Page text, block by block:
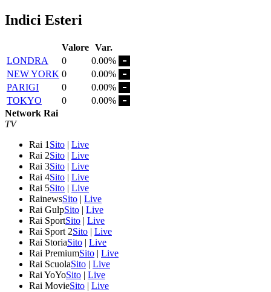
Indici Esteri
Valore Var.
LONDRA
0
0.00%
NEW YORK 0
0.00%
PARIGI
0
0.00%
TOKYO
0
0.00%
Network Rai
TV
Rai 1 Sito | Live
Rai 2Sito | Live
Rai 3Sito | Live
Rai 4Sito | Live
Rai 5Sito | Live
RainewsSito | Live
Rai GulpSito | Live
Rai SportSito | Live
Rai Sport 2Sito | Live
Rai StoriaSito | Live
Rai PremiumSito | Live
Rai ScuolaSito | Live
Rai YoYoSito | Live
Rai MovieSito | Live